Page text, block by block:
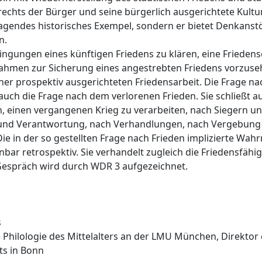
der Bürger und seine bürgerlich ausgerichtete
historisches Exempel, sondern er bietet
eines künftigen Friedens zu klären, eine
zur Sicherung eines angestrebten Friedens
prospektiv ausgerichteten Friedensarbeit. Die Frage
die Frage nach dem verlorenen Frieden. Sie schließt
einen vergangenen Krieg zu verarbeiten, nach Siegern
Verantwortung, nach Verhandlungen, nach
in der so gestellten Frage nach Frieden implizierte
retrospektiv. Sie verhandelt zugleich die
wird durch WDR 3 aufgezeichnet.
des Mittelalters an der LMU München, Direktor
in Bonn